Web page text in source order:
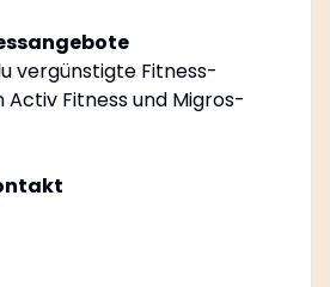
vergünstigte Fitness-
Fitness und Migros-